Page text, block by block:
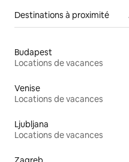
Destinations à proximité
Budapest
Locations de vacances
Venise
Locations de vacances
Ljubljana
Locations de vacances